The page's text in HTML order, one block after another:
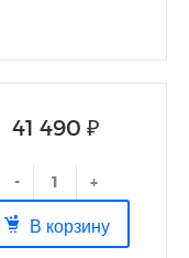
41 490 ₽
- +
В корзину